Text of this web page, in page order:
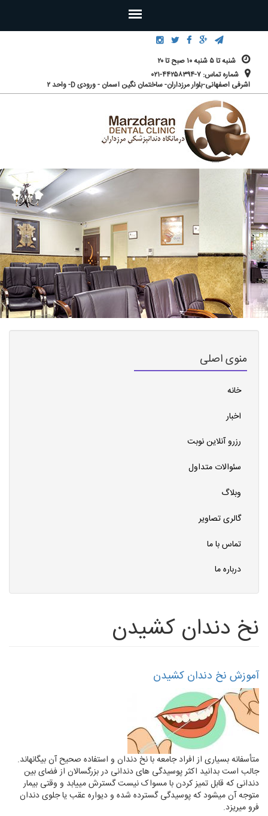
شنبه تا ۵ شنبه ۱۰ صبح تا ۲۰
شماره تماس: ۷-۴۴۲۵۸۳۹۴-۰۲۱
اشرفی اصفهانی-بلوار مرزداران- ساختمان نگین آسمان - ورودی D- واحد ۲
منوی اصلی
خانه
اخبار
رزرو آنلاین نوبت
سئوالات متداول
وبلاگ
گالری تصاویر
تماس با ما
درباره ما
نخ دندان کشیدن
آموزش نخ دندان کشیدن
متأسفانه بسیاری از افراد جامعه با نخ دندان و استفاده صحیح آن بیگانه­اند.
جالب است بدانید اکثر پوسیدگی های دندانی در بزرگسالان از فضای بین
دندانی که قابل تمیز کردن با مسواک نیست گسترش می­یابد و وقتی بیمار
متوجه آن می­شود که پوسیدگی گسترده شده و دیواره عقب یا جلوی دندان
فرو می­ریزد.